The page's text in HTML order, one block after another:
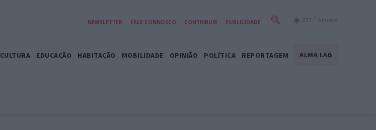
NEWSLETTER FALE CONNOSCO CONTRIBUIR PUBLICIDADE 27.1 Almada
CULTURA EDUCAÇÃO HABITAÇÃO MOBILIDADE OPINIÃO POLÍTICA REPORTAGEM ALMA LAB